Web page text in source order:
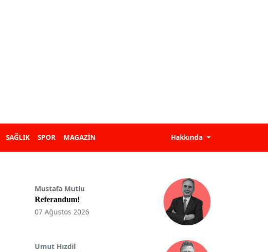
SAĞLIK SPOR MAGAZİN Hakkında
Mustafa Mutlu
Referandum!
07 Ağustos 2026
Umut Hızdil